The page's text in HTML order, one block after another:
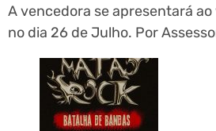
A vencedora se apresentará ao
no dia 26 de Julho. Por